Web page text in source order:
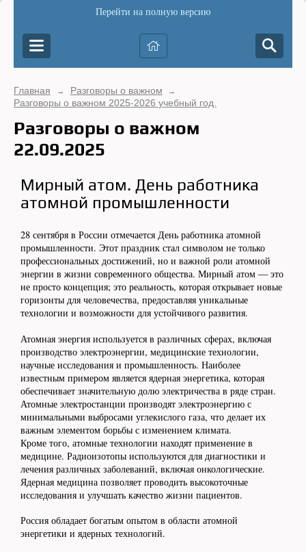
Перейти на полную версию
Главная → Разговоры о важном →
Разговоры о важном 2025-2026 учебный год.
Разговоры о важном
22.09.2025
Мирный атом. День работника
атомной промышленности
28 сентября в России отмечается День работника атомной
промышленности. Этот праздник стал символом не только
профессиональных достижений, но и важной роли атомной
энергии в жизни современного общества. Мирный атом — это
не просто концепция; это реальность, которая открывает новые
горизонты для человечества, предоставляя уникальные
технологии и возможности для устойчивого развития.
Атомная энергия используется в различных сферах, включая
производство электроэнергии, медицинские технологии,
научные исследования и промышленность. Наиболее
известным примером является ядерная энергетика, которая
обеспечивает значительную долю электричества в ряде стран.
Атомные электростанции производят электроэнергию с
минимальными выбросами углекислого газа, что делает их
важным элементом борьбы с изменением климата.
Кроме того, атомные технологии находят применение в
медицине. Радиоизотопы используются для диагностики и
лечения различных заболеваний, включая онкологические.
Ядерная медицина позволяет проводить высокоточные
исследования и улучшать качество жизни пациентов.
Россия обладает богатым опытом в области атомной
энергетики и ядерных технологий.